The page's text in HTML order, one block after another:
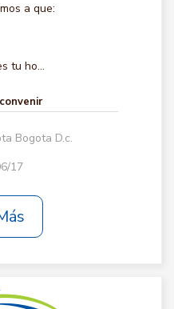
a que:
tu ho...
Bogota D.c.
17